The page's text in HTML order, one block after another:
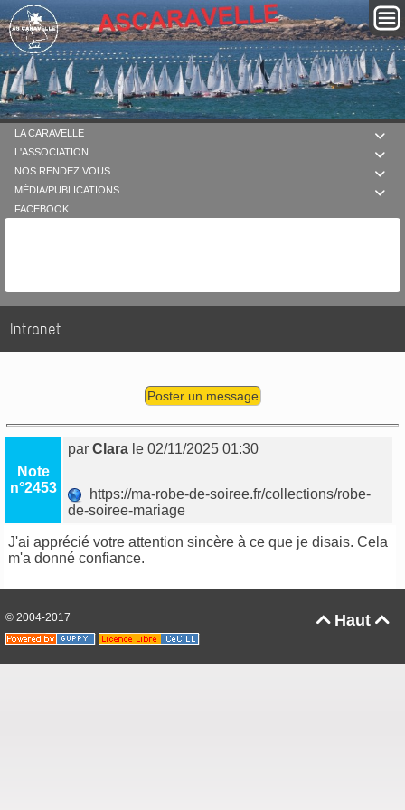

LA CARAVELLE

L'ASSOCIATION

NOS RENDEZ VOUS

MÉDIA/PUBLICATIONS
FACEBOOK
Intranet
Poster un message
Note
n°2453
parClara le 02/11/2025 01:30
https://ma-robe-de-soiree.fr/collections/robe-
de-soiree-mariage
J'ai apprécié votre attention sincère à ce que je disais. Cela
m'a donné confiance.
Haut 
© 2004-2017